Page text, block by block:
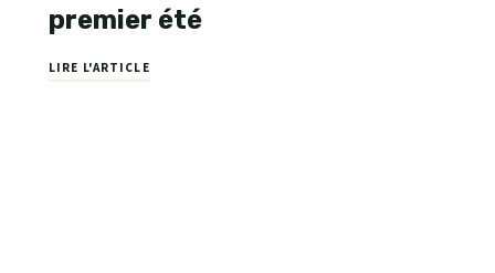
premier été
LIRE L'ARTICLE